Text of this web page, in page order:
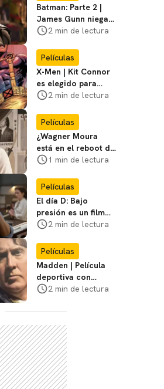
Batman: Parte 2 |
James Gunn niega
que se filme la parte
2 min de lectura
Películas
X-Men | Kit Connor
es elegido para
interpretar a
película
2 min de lectura
Películas
¿Wagner Moura
está en el reboot de
X-Men? El actor lo
1 min de lectura
Películas
El día D: Bajo
presión es un film
bélico distinto lleno
2 min de lectura
Películas
Madden | Película
deportiva con
Nicolas Cage tendrá
cines
2 min de lectura